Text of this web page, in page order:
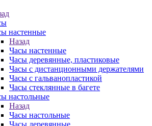
настенные
Назад
Часы настенные
Часы деревянные, пластиковые
Часы с дистанционными держателями
Часы с гальванопластикой
Часы стеклянные в багете
настольные
Назад
Часы настольные
Часы деревянные